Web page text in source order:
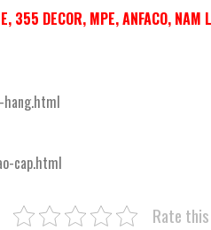
355 DECOR, MPE, ANFACO, NAM
cap.html
Rate